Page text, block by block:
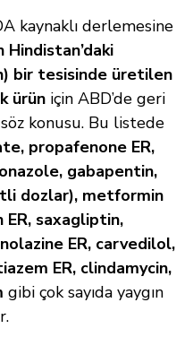
kaynaklı derlemesine
Hindistan’daki
bir tesisinde üretilen
ürün için ABD’de geri
konusu. Bu listede
propafenone ER,
gabapentin,
dozlar), metformin
ER, saxagliptin,
ER, carvedilol,
ER, clindamycin,
gibi çok sayıda yaygın